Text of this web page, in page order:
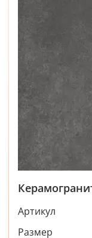
Артикул
Размер